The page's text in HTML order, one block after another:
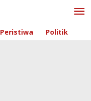
Peristiwa Politik